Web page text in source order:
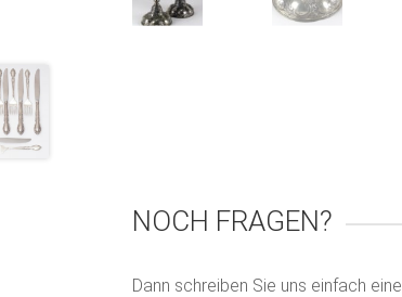
NOCH FRAGEN?
Dann schreiben Sie uns einfach eine